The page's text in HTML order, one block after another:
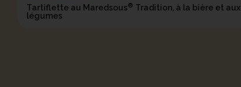
Tartiflette au Maredsous® Tradition, à la bière et aux
légumes